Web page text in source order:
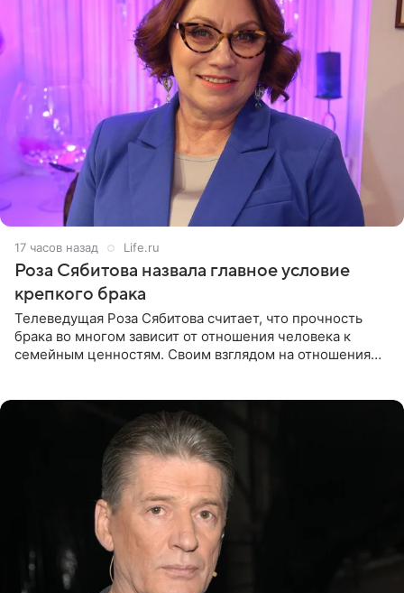
17 часов назад Life.ru
Роза Сябитова назвала главное условие
крепкого брака
Телеведущая Роза Сябитова считает, что прочность
брака во многом зависит от отношения человека к
семейным ценностям. Своим взглядом на отношения